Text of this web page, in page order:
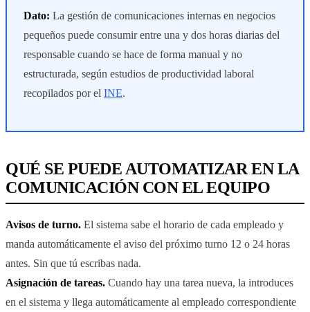
Dato: La gestión de comunicaciones internas en negocios
pequeños puede consumir entre una y dos horas diarias del
responsable cuando se hace de forma manual y no
estructurada, según estudios de productividad laboral
recopilados por el INE.
QUÉ SE PUEDE AUTOMATIZAR EN LA
COMUNICACIÓN CON EL EQUIPO
Avisos de turno. El sistema sabe el horario de cada empleado y
manda automáticamente el aviso del próximo turno 12 o 24 horas
antes. Sin que tú escribas nada.
Asignación de tareas. Cuando hay una tarea nueva, la introduces
en el sistema y llega automáticamente al empleado correspondiente